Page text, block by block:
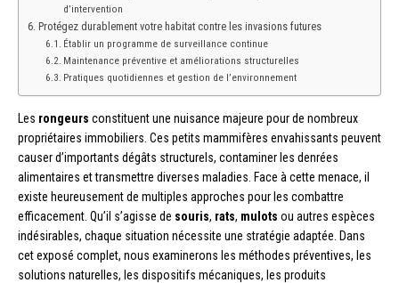
d’intervention
Protégez durablement votre habitat contre les invasions futures
Établir un programme de surveillance continue
Maintenance préventive et améliorations structurelles
Pratiques quotidiennes et gestion de l’environnement
Les rongeurs constituent une nuisance majeure pour de nombreux
propriétaires immobiliers. Ces petits mammifères envahissants peuvent
causer d’importants dégâts structurels, contaminer les denrées
alimentaires et transmettre diverses maladies. Face à cette menace, il
existe heureusement de multiples approches pour les combattre
efficacement. Qu’il s’agisse de souris, rats, mulots ou autres espèces
indésirables, chaque situation nécessite une stratégie adaptée. Dans
cet exposé complet, nous examinerons les méthodes préventives, les
solutions naturelles, les dispositifs mécaniques, les produits